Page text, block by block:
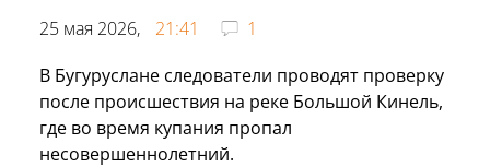
25 мая 2026, 21:41
1
В Бугуруслане следователи проводят проверку
после происшествия на реке Большой Кинель,
где во время купания пропал
несовершеннолетний.